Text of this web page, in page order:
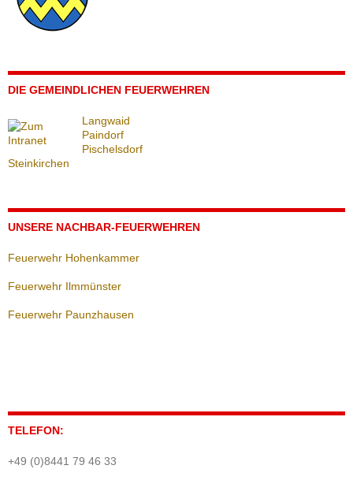
DIE GEMEINDLICHEN FEUERWEHREN
Langwaid
Paindorf
Pischelsdorf
Steinkirchen
UNSERE NACHBAR-FEUERWEHREN
Feuerwehr Hohenkammer
Feuerwehr Ilmmünster
Feuerwehr Paunzhausen
TELEFON:
+49 (0)8441 79 46 33